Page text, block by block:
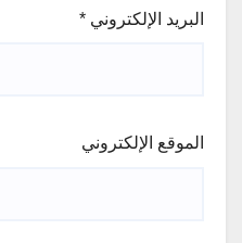
البريد الإلكتروني *
الموقع الإلكتروني